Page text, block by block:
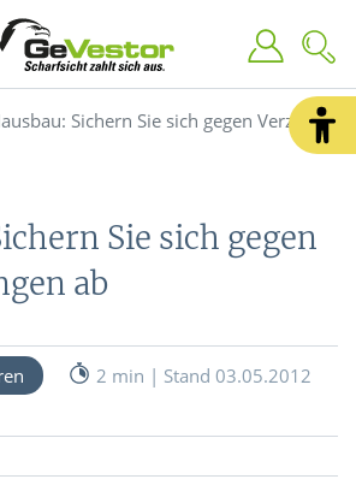
Sichern Sie sich gegen
Sie sich gegen
ab
2 min | Stand 03.05.2012